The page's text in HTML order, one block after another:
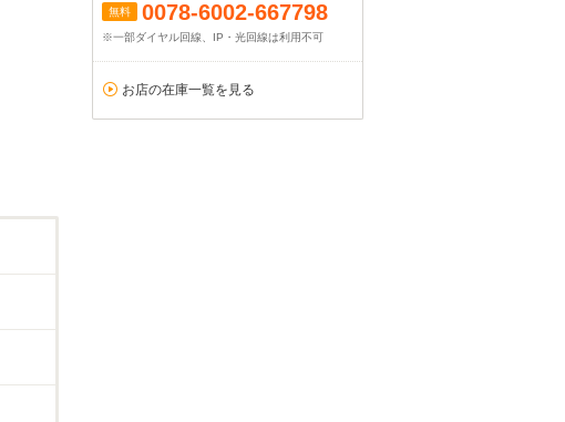
無料 0078-6002-667798
※一部ダイヤル回線、IP・光回線は利用不可
お店の在庫一覧を見る